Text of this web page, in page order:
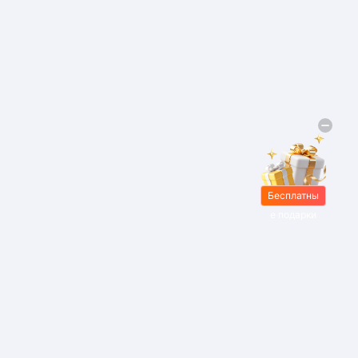
Бесплатны